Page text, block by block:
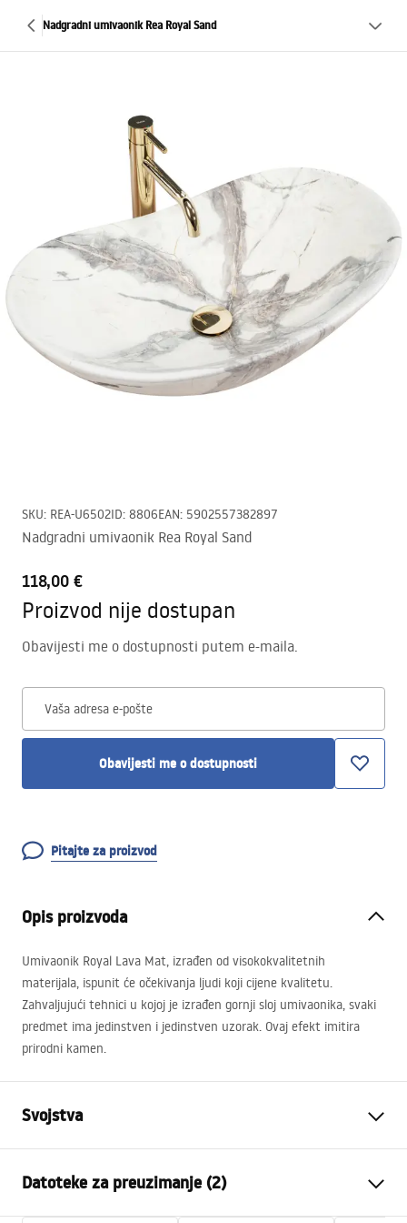
Nadgradni umivaonik Rea Royal Sand
SKU: REA-U6502ID: 8806EAN: 5902557382897
Nadgradni umivaonik Rea Royal Sand
118,00 €
Proizvod nije dostupan
Obavijesti me o dostupnosti putem e-maila.
Vaša adresa e-pošte
Obavijesti me o dostupnosti
Pitajte za proizvod
Opis proizvoda
Umivaonik Royal Lava Mat, izrađen od visokokvalitetnih
materijala, ispunit će očekivanja ljudi koji cijene kvalitetu.
Zahvaljujući tehnici u kojoj je izrađen gornji sloj umivaonika, svaki
predmet ima jedinstven i jedinstven uzorak. Ovaj efekt imitira
prirodni kamen.
Svojstva
Materijal
Sanitarna keramika
Datoteke za preuzimanje (2)